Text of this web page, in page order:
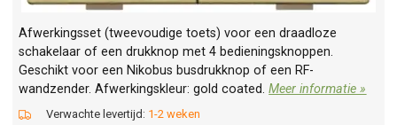
Afwerkingsset (tweevoudige toets) voor een draadloze
schakelaar of een drukknop met 4 bedieningsknoppen.
Geschikt voor een Nikobus busdrukknop of een RF-
wandzender. Afwerkingskleur: gold coated.Meer informatie »
Verwachte levertijd: 1-2 weken